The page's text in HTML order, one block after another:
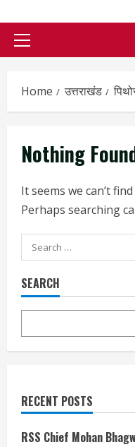
Primary
Home उत्तराखंड
Nothing
It seems we can’t
Perhaps searching
Search
for:
SEARCH
RECENT POSTS
RSS Chief Mohan